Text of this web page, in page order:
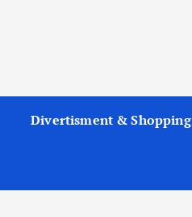
Divertisment & Shopping